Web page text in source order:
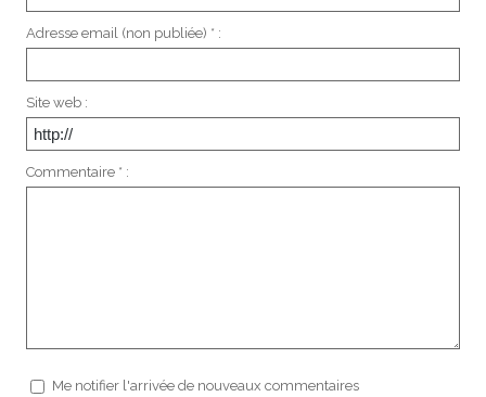
Adresse email (non publiée) * :
Site web :
Commentaire * :
Me notifier l'arrivée de nouveaux commentaires